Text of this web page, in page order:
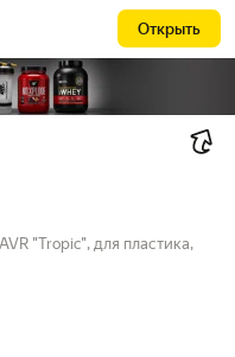
Открыть
"Tropic", для пластика,